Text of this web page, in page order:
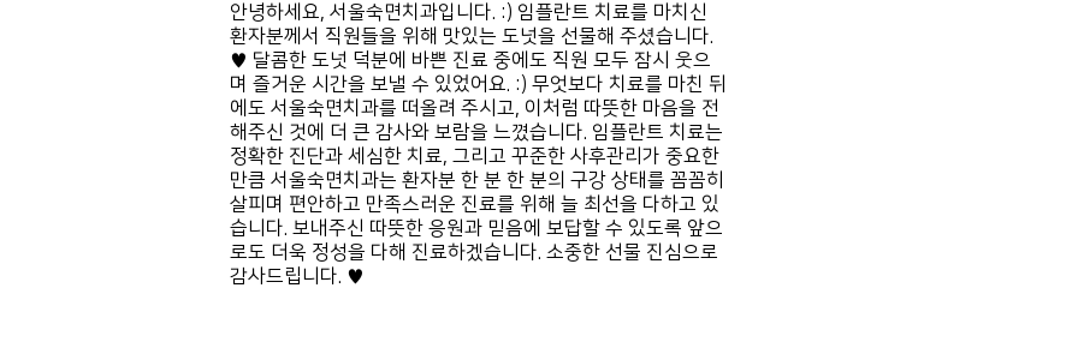
안녕하세요, 서울숙면치과입니다. :) 임플란트 치료를 마치신
환자분께서 직원들을 위해 맛있는 도넛을 선물해 주셨습니다.
♥ 달콤한 도넛 덕분에 바쁜 진료 중에도 직원 모두 잠시 웃으
며 즐거운 시간을 보낼 수 있었어요. :) 무엇보다 치료를 마친 뒤
에도 서울숙면치과를 떠올려 주시고, 이처럼 따뜻한 마음을 전
해주신 것에
더 큰 감사와 보람을 느꼈습니다. 임플란트 치료는
정확한 진단과 세심한 치료, 그리고 꾸준한 사후관리가 중요한
만큼 서울숙면치과는 환자분 한 분 한 분의 구강 상태를 꼼꼼히
살피며 편안하고 만족스러운 진료를 위해 늘 최선을 다하고 있
습니다. 보내주신 따뜻한 응원과 믿음에 보답할 수 있도록 앞으
로도 더욱 정성을 다해 진료하겠습니다. 소중한 선물 진심으로
감사드립니다. ♥